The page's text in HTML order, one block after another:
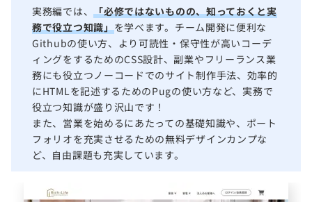
実務編では、「必修ではないものの、知っておくと実
務で役立つ知識」を学べます。チーム開発に便利な
Githubの使い方、より可読性・保守性が高いコーデ
ィングをするためのCSS設計、副業やフリーランス業
務にも役立つノーコードでのサイト制作手法、効率的
にHTMLを記述するためのPugの使い方など、実務で
役立つ知識が盛り沢山です！
また、 営業を始めるにあたっての基礎知識や、ポート
フォリオを充実させるための無料デザインカンプな
ど、自由課題も充実しています。